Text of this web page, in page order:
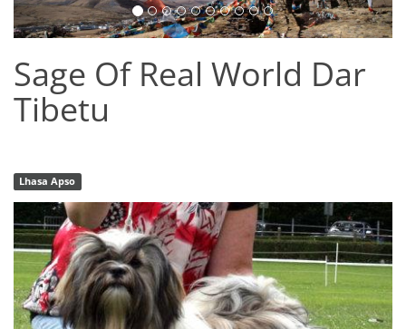
Sage Of Real World Dar
Tibetu
Lhasa Apso